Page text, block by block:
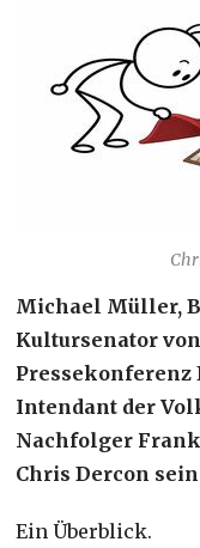
Michael Müller,
Kultursenator
Pressekonferenz
Intendant der
Nachfolger Frank
Chris Dercon
Ein Überblick.